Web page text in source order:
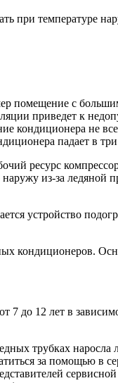
при температуре
помещение с
приведет к
кондиционера не
падает в
ресурс
из-за ледяной
устройство
кондиционеров.
до 12 лет в
трубках
за помощью в